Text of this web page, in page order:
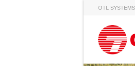
OTL SYSTEMS